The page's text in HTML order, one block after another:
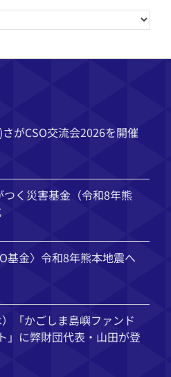
さがCSO交流会2026を開催
つく災害基金（令和8年熊
基金〉令和8年熊本地震へ
「かごしま島嶼ファンド
」に弊財団代表・山田が登